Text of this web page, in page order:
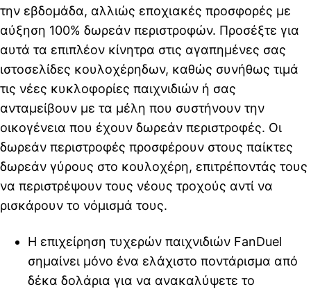
την εβδομάδα, αλλιώς εποχιακές προσφορές με
αύξηση 100% δωρεάν περιστροφών. Προσέξτε για
αυτά τα επιπλέον κίνητρα στις αγαπημένες σας
ιστοσελίδες κουλοχέρηδων, καθώς συνήθως τιμά
τις νέες κυκλοφορίες παιχνιδιών ή σας
ανταμείβουν με τα μέλη που συστήνουν την
οικογένεια που έχουν δωρεάν περιστροφές. Οι
δωρεάν περιστροφές προσφέρουν στους παίκτες
δωρεάν γύρους στο κουλοχέρη, επιτρέποντάς τους
να περιστρέψουν τους νέους τροχούς αντί να
ρισκάρουν το νόμισμά τους.
Η επιχείρηση τυχερών παιχνιδιών FanDuel
σημαίνει μόνο ένα ελάχιστο ποντάρισμα από
δέκα δολάρια για να ανακαλύψετε το